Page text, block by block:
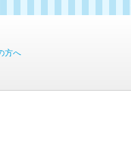
方へ